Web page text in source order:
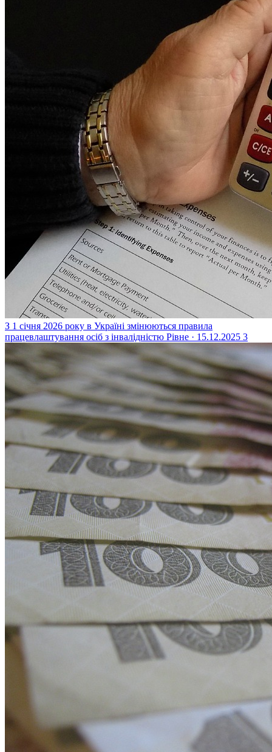
З 1 січня 2026 року в Україні змінюються правила
працевлаштування осіб з інвалідністю Рівне · 15.12.2025 3